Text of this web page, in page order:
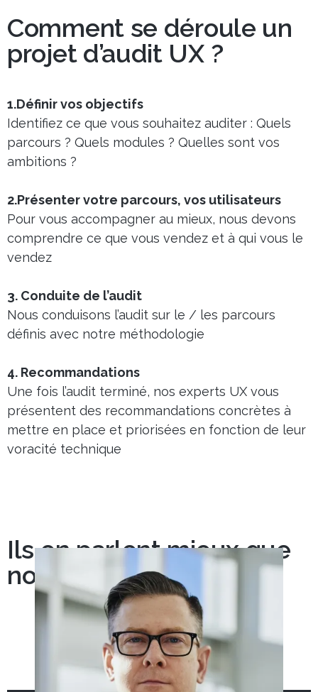
Comment se déroule un
projet d’audit UX ?
1.Définir vos objectifs
Identifiez ce que vous souhaitez auditer : Quels
parcours ? Quels modules ? Quelles sont vos
ambitions ?
2.Présenter votre parcours, vos utilisateurs
Pour vous accompagner au mieux, nous devons
comprendre ce que vous vendez et à qui vous le
vendez
3. Conduite de l’audit
Nous conduisons l’audit sur le / les parcours
définis avec notre méthodologie
4. Recommandations
Une fois l’audit terminé, nos experts UX vous
présentent des recommandations concrètes à
mettre en place et priorisées en fonction de leur
voracité technique
Ils en parlent mieux que
nous